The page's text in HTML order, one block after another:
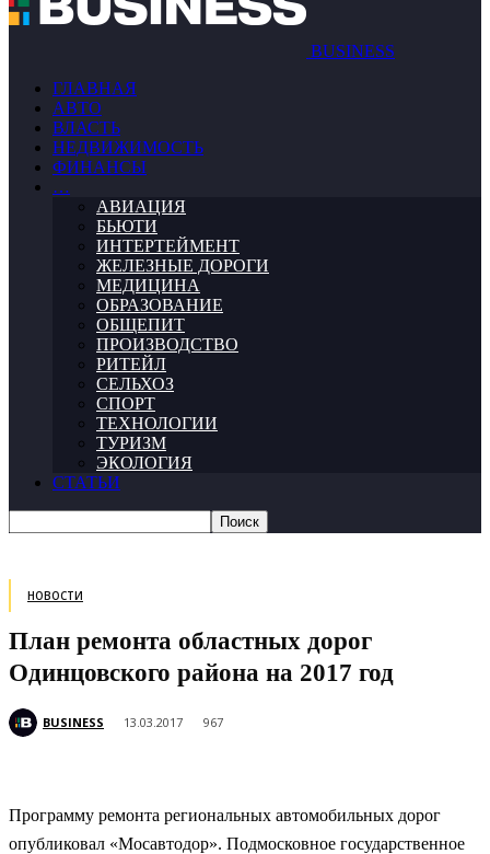
BUSINESS
ГЛАВНАЯ
АВТО
ВЛАСТЬ
НЕДВИЖИМОСТЬ
ФИНАНСЫ
…
АВИАЦИЯ
БЬЮТИ
ИНТЕРТЕЙМЕНТ
ЖЕЛЕЗНЫЕ ДОРОГИ
МЕДИЦИНА
ОБРАЗОВАНИЕ
ОБЩЕПИТ
ПРОИЗВОДСТВО
РИТЕЙЛ
СЕЛЬХОЗ
СПОРТ
ТЕХНОЛОГИИ
ТУРИЗМ
ЭКОЛОГИЯ
СТАТЬИ
НОВОСТИ
План ремонта областных дорог
Одинцовского района на 2017 год
BUSINESS 13.03.2017 967
Программу ремонта региональных автомобильных дорог
опубликовал «Мосавтодор». Подмосковное государственное